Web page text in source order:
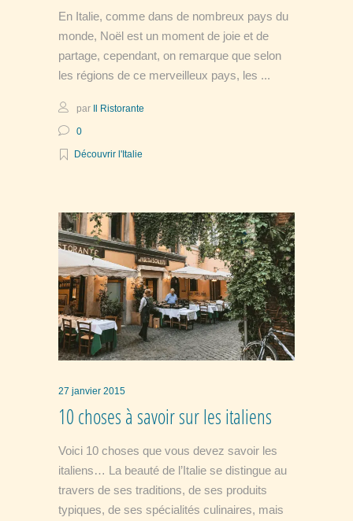
En Italie, comme dans de nombreux pays du
monde, Noël est un moment de joie et de
partage, cependant, on remarque que selon
les régions de ce merveilleux pays, les
par Il Ristorante
0
Découvrir l'Italie
27 janvier 2015
10 choses à savoir sur les italiens
Voici 10 choses que vous devez savoir les
italiens… La beauté de l’Italie se distingue au
travers de ses traditions, de ses produits
typiques, de ses spécialités culinaires, mais